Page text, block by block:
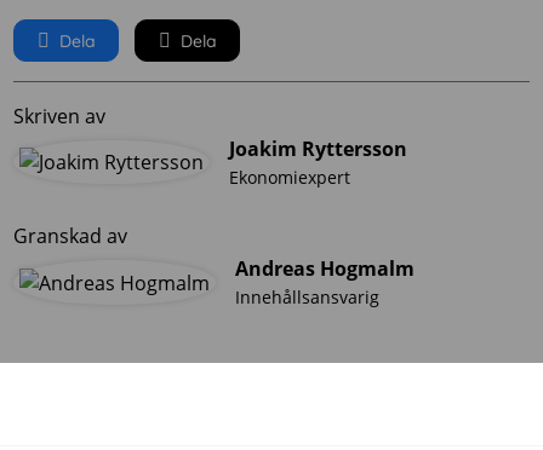
Dela Dela
Skriven av
Joakim Ryttersson
Ekonomiexpert
Granskad av
Andreas Hogmalm
Innehållsansvarig